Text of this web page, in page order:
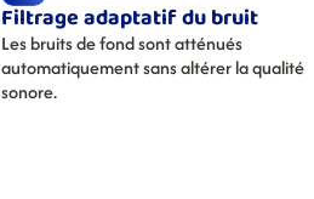
Filtrage adaptatif du bruit
Les bruits de fond sont atténués
automatiquement sans altérer la qualité
sonore.